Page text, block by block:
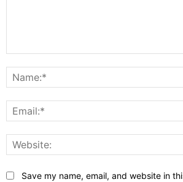
Save my name, email, and website in